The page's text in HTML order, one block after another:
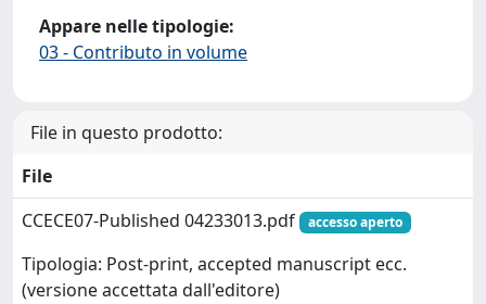
Appare nelle tipologie:
03 - Contributo in volume
File in questo prodotto:
File
CCECE07-Published 04233013.pdf
accesso aperto
Tipologia: Post-print, accepted manuscript ecc.
(versione accettata dall'editore)